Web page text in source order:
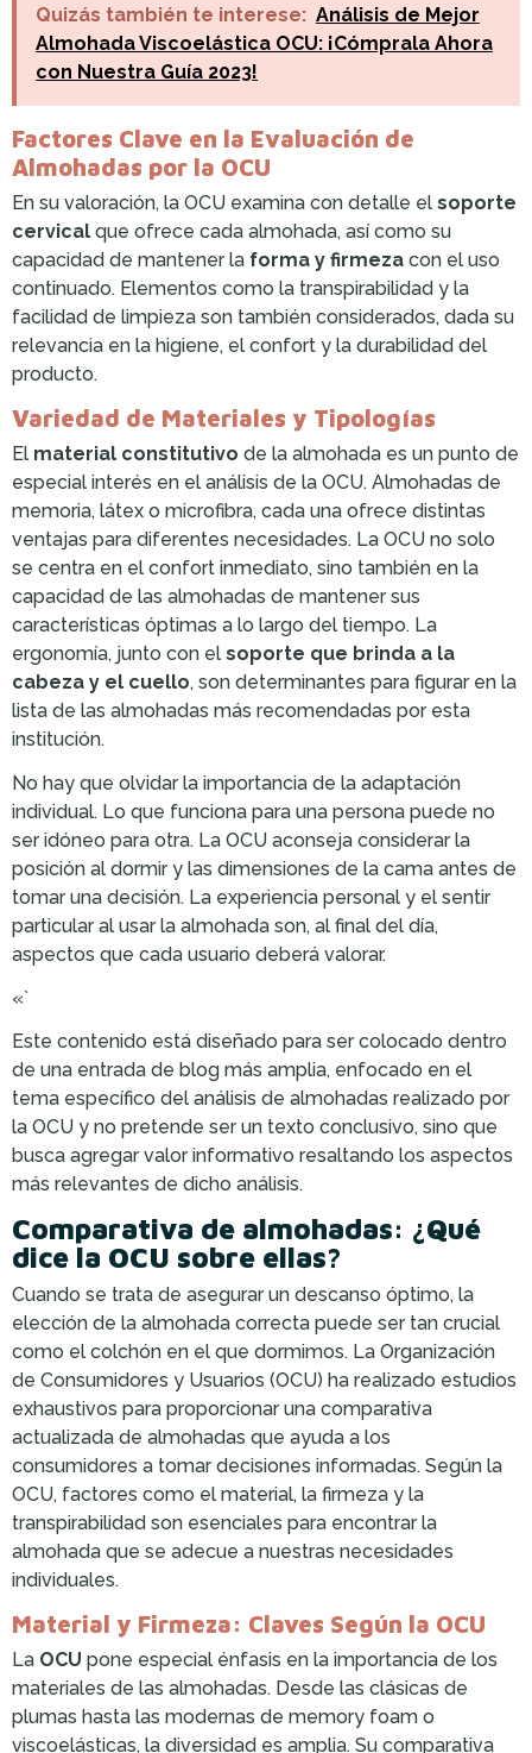
Quizás también te interese: Análisis de Mejor
Almohada Viscoelástica OCU: ¡Cómprala Ahora
con Nuestra Guía 2023!
Factores Clave en la Evaluación de
Almohadas por la OCU
En su valoración, la OCU examina con detalle el soporte
cervical que ofrece cada almohada, así como su
capacidad de mantener la forma y firmeza con el uso
continuado. Elementos como la transpirabilidad y la
facilidad de limpieza son también considerados, dada su
relevancia en la higiene, el confort y la durabilidad del
producto.
Variedad de Materiales y Tipologías
El material constitutivo de la almohada es un punto de
especial interés en el análisis de la OCU. Almohadas de
memoria, látex o microfibra, cada una ofrece distintas
ventajas para diferentes necesidades. La OCU no solo
se centra en el confort inmediato, sino también en la
capacidad de las almohadas de mantener sus
características óptimas a lo largo del tiempo. La
ergonomía, junto con el soporte que brinda a la
cabeza y el cuello, son determinantes para figurar en la
lista de las almohadas más recomendadas por esta
institución.
No hay que olvidar la importancia de la adaptación
individual. Lo que funciona para una persona puede no
ser idóneo para otra. La OCU aconseja considerar la
posición al dormir y las dimensiones de la cama antes de
tomar una decisión. La experiencia personal y el sentir
particular al usar la almohada son, al final del día,
aspectos que cada usuario deberá valorar.
«`
Este contenido está diseñado para ser colocado dentro
de una entrada de blog más amplia, enfocado en el
tema específico del análisis de almohadas realizado por
la OCU y no pretende ser un texto conclusivo, sino que
busca agregar valor informativo resaltando los aspectos
más relevantes de dicho análisis.
Comparativa de almohadas: ¿Qué
dice la OCU sobre ellas?
Cuando se trata de asegurar un descanso óptimo, la
elección de la almohada correcta puede ser tan crucial
como el colchón en el que dormimos. La Organización
de Consumidores y Usuarios (OCU) ha realizado estudios
exhaustivos para proporcionar una comparativa
actualizada de almohadas que ayuda a los
consumidores a tomar decisiones informadas. Según la
OCU, factores como el material, la firmeza y la
transpirabilidad son esenciales para encontrar la
almohada que se adecue a nuestras necesidades
individuales.
Material y Firmeza: Claves Según la OCU
La OCU pone especial énfasis en la importancia de los
materiales de las almohadas. Desde las clásicas de
plumas hasta las modernas de memory foam o
viscoelásticas, la diversidad es amplia. Su comparativa